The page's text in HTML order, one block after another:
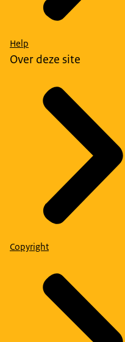
Help
Over deze site
Copyright